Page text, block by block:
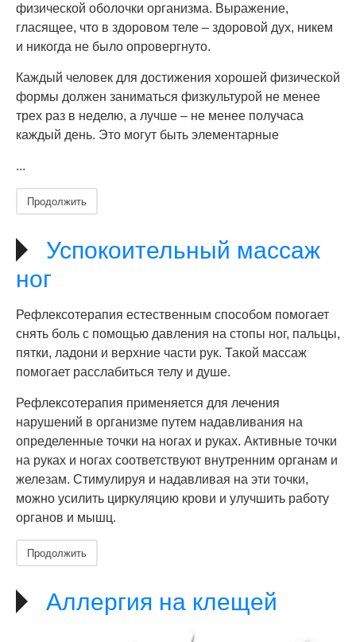
физической оболочки организма. Выражение,
гласящее, что в здоровом теле – здоровой дух, никем
и никогда не было опровергнуто.
Каждый человек для достижения хорошей физической
формы должен заниматься физкультурой не менее
трех раз в неделю, а лучше – не менее получаса
каждый день. Это могут быть элементарные
...
Продолжить
Успокоительный массаж
ног
Рефлексотерапия естественным способом помогает
снять боль с помощью давления на стопы ног, пальцы,
пятки, ладони и верхние части рук. Такой массаж
помогает расслабиться телу и душе.
Рефлексотерапия применяется для лечения
нарушений в организме путем надавливания на
определенные точки на ногах и руках. Активные точки
на руках и ногах соответствуют внутренним органам и
железам. Стимулируя и надавливая на эти точки,
можно усилить циркуляцию крови и улучшить работу
органов и мышц.
Продолжить
Аллергия на клещей